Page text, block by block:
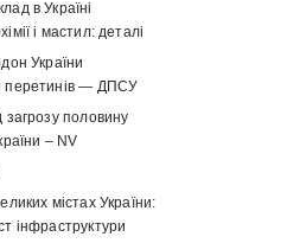
в Україні
і мастил: деталі
України
перетинів — ДПСУ
загрозу половину
– NV
містах України:
інфраструктури